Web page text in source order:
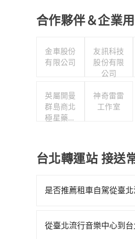
合作夥伴＆企業
金車股份
有限公司
友訊科技
股份有限
公司
英屬開曼
群島商北
極星藥業
神奇雷雷
工作室
台北轉運站 接送
是否推薦租車自駕從臺
邊可隨租隨借的iRent應
從臺北流行音樂中心到